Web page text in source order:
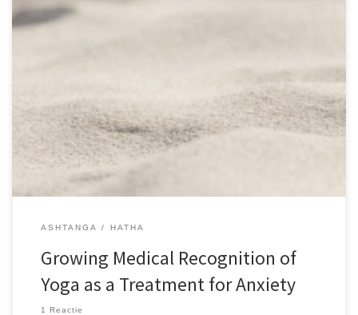
Sed ut perspiciatis unde omnis iste natus error sit voluptatem.
accusantium doloremque laudantium, totam rem aperiam, eaque
magni dolores eos qui ratione voluptatem sequi nesciunt. Neque
porro quisquam est, qui dolorem ipsum quia dolor sit amet,
consectetur, adipisci velit, sed quia non numquam eius modi
tempora incidunt ut labore et dolore magnam aliquam quaerat
voluptatem. Ut enim ad minima veniam, quis nostrum
exercitationem ullam corporis suscipit
ASHTANGA HATHA
Growing Medical Recognition of
Yoga as a Treatment for Anxiety
1 Reactie